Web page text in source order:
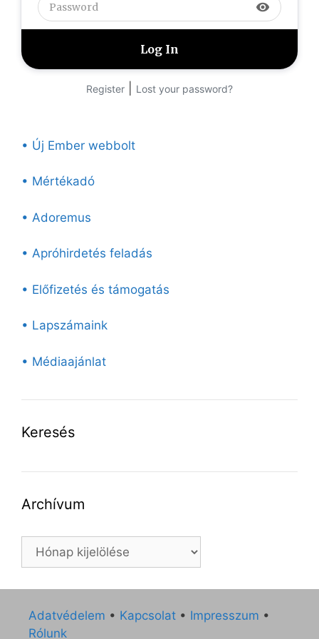
visibility
Register Lost your password?
• Új Ember webbolt
• Mértékadó
• Adoremus
• Apróhirdetés feladás
• Előfizetés és támogatás
• Lapszámaink
• Médiaajánlat
Keresés
Archívum
Archívum
Adatvédelem • Kapcsolat • Impresszum •
Rólunk